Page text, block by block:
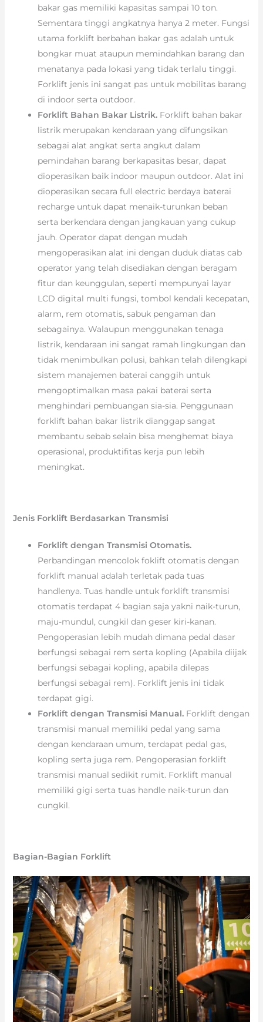
bakar gas memiliki kapasitas sampai 10 ton.
Sementara tinggi angkatnya hanya 2 meter. Fungsi
utama forklift berbahan bakar gas adalah untuk
bongkar muat ataupun memindahkan barang dan
menatanya pada lokasi yang tidak terlalu tinggi.
Forklift jenis ini sangat pas untuk mobilitas barang
di indoor serta outdoor.
Forklift Bahan Bakar Listrik. Forklift bahan bakar
listrik merupakan kendaraan yang difungsikan
sebagai alat angkat serta angkut dalam
pemindahan barang berkapasitas besar, dapat
dioperasikan baik indoor maupun outdoor. Alat ini
dioperasikan secara full electric berdaya baterai
recharge untuk dapat menaik-turunkan beban
serta berkendara dengan jangkauan yang cukup
jauh. Operator dapat dengan mudah
mengoperasikan alat ini dengan duduk diatas cab
operator yang telah disediakan dengan beragam
fitur dan keunggulan, seperti mempunyai layar
LCD digital multi fungsi, tombol kendali kecepatan,
alarm, rem otomatis, sabuk pengaman dan
sebagainya. Walaupun menggunakan tenaga
listrik, kendaraan ini sangat ramah lingkungan dan
tidak menimbulkan polusi, bahkan telah dilengkapi
sistem manajemen baterai canggih untuk
mengoptimalkan masa pakai baterai serta
menghindari pembuangan sia-sia. Penggunaan
forklift bahan bakar listrik dianggap sangat
membantu sebab selain bisa menghemat biaya
operasional, produktifitas kerja pun lebih
meningkat.
Jenis Forklift Berdasarkan Transmisi
Forklift dengan Transmisi Otomatis.
Perbandingan mencolok foklift otomatis dengan
forklift manual adalah terletak pada tuas
handlenya. Tuas handle untuk forklift transmisi
otomatis terdapat 4 bagian saja yakni naik-turun,
maju-mundul, cungkil dan geser kiri-kanan.
Pengoperasian lebih mudah dimana pedal dasar
berfungsi sebagai rem serta kopling (Apabila diijak
berfungsi sebagai kopling, apabila dilepas
berfungsi sebagai rem). Forklift jenis ini tidak
terdapat gigi.
Forklift dengan Transmisi Manual.Forklift dengan
transmisi manual memiliki pedal yang sama
dengan kendaraan umum, terdapat pedal gas,
kopling serta juga rem. Pengoperasian forklift
transmisi manual sedikit rumit. Forklift manual
memiliki gigi serta tuas handle naik-turun dan
cungkil.
Bagian-Bagian Forklift